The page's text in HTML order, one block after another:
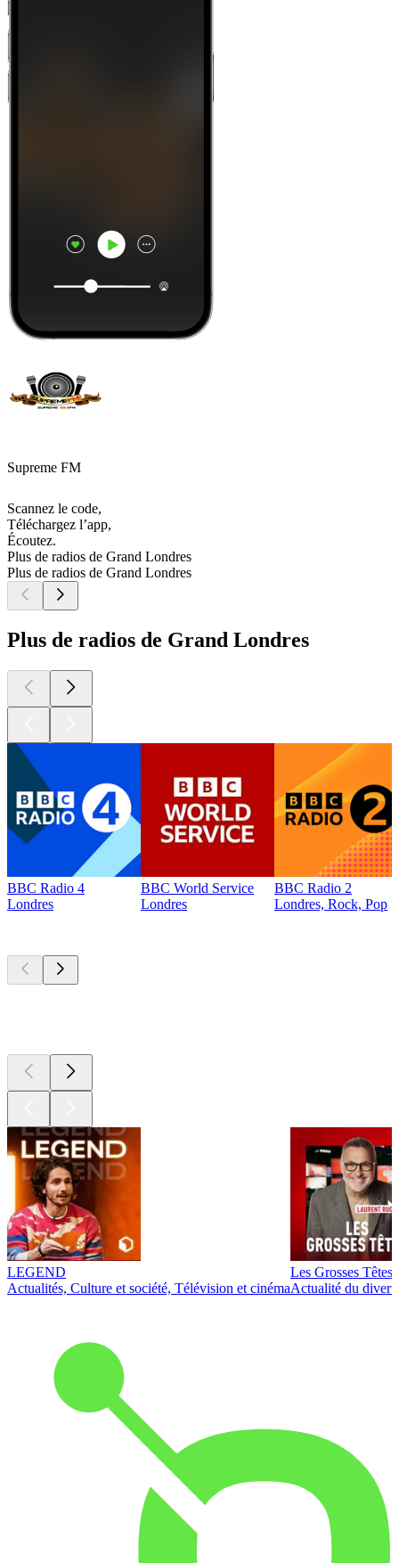
Supreme FM
Scannez le code,
Téléchargez l’app,
Écoutez.
Plus de radios de Grand Londres
Plus de radios de Grand Londres
Plus de radios de Grand Londres
BBC Radio 4
Londres
BBC World Service
Londres
BBC Radio 2
Londres, Rock, Pop
LEGEND
Actualités, Culture et société, Télévision et cinéma
Les Grosses Têtes
Actualité du